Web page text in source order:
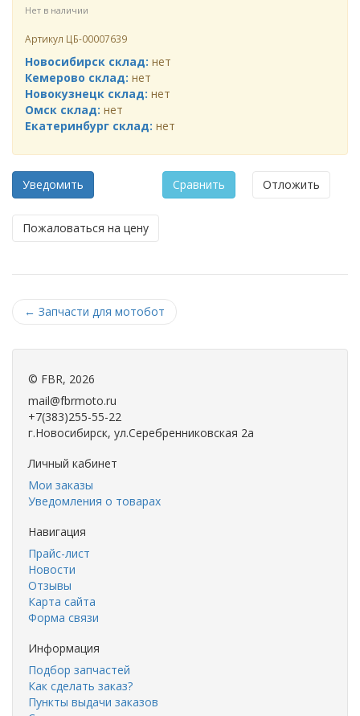
Нет в наличии
Артикул ЦБ-00007639
Новосибирск склад: нет
Кемерово склад: нет
Новокузнецк склад: нет
Омск склад: нет
Екатеринбург склад: нет
Уведомить Сравнить Отложить
Пожаловаться на цену
← Запчасти для мотобот
© FBR, 2026
mail@fbrmoto.ru
+7(383)255-55-22
г.Новосибирск, ул.Серебренниковская 2а
Личный кабинет
Мои заказы
Уведомления о товарах
Навигация
Прайс-лист
Новости
Отзывы
Карта сайта
Форма связи
Информация
Подбор запчастей
Как сделать заказ?
Пункты выдачи заказов